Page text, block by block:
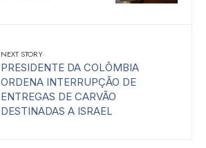
NEXT STORY
PRESIDENTE DA COLÔMBIA
ORDENA INTERRUPÇÃO DE
ENTREGAS DE CARVÃO
DESTINADAS A ISRAEL